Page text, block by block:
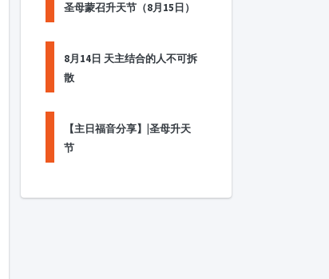
圣母蒙召升天节（8月15日）
8月14日 天主结合的人不可拆
散
【主日福音分享】|圣母升天
节